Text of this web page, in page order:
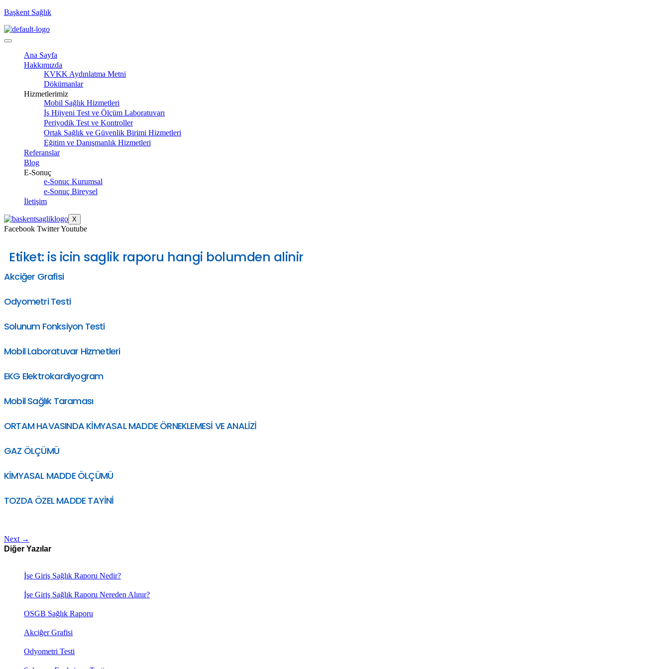
Başkent Sağlık
Ana Sayfa
Hakkımızda
KVKK Aydınlatma Metni
Dökümanlar
Hizmetlerimiz
Mobil Sağlık Hizmetleri
İş Hijyeni Test ve Ölçüm Laboratuvarı
Periyodik Test ve Kontroller
Ortak Sağlık ve Güvenlik Birimi Hizmetleri
Eğitim ve Danışmanlık Hizmetleri
Referanslar
Blog
E-Sonuç
e-Sonuç Kurumsal
e-Sonuç Bireysel
İletişim
X
Facebook TwitterYoutube
Etiket: is icin saglik raporu hangi bolumden alinir
Akciğer Grafisi
Odyometri Testi
Solunum Fonksiyon Testi
Mobil Laboratuvar Hizmetleri
EKG Elektrokardiyogram
Mobil Sağlık Taraması
ORTAM HAVASINDA KİMYASAL MADDE ÖRNEKLEMESİ VE ANALİZİ
GAZ ÖLÇÜMÜ
KİMYASAL MADDE ÖLÇÜMÜ
TOZDA ÖZEL MADDE TAYİNİ
Next →
Diğer Yazılar
İşe Giriş Sağlık Raporu Nedir?
İşe Giriş Sağlık Raporu Nereden Alınır?
OSGB Sağlık Raporu
Akciğer Grafisi
Odyometri Testi